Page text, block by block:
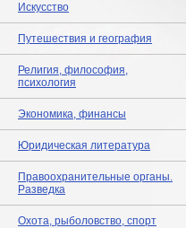
Искусство
Путешествия и география
Религия, философия,
психология
Экономика, финансы
Юридическая литература
Правоохранительные органы.
Разведка
Охота, рыболовство, спорт